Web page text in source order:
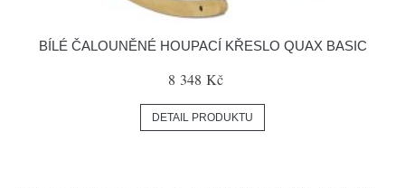
BÍLÉ ČALOUNĚNÉ HOUPACÍ KŘESLO QUAX BASIC
8 348 Kč
DETAIL PRODUKTU